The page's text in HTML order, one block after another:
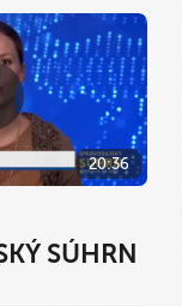
20:36
SÚHRN